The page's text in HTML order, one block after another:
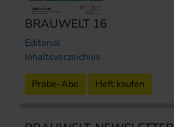
BRAUWELT 16
Editorial
Inhaltsverzeichnis
Probe-Abo Heft kaufen